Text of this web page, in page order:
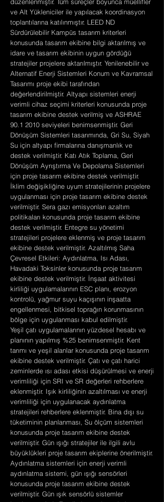
ve Alt Yükleniciler ile yapılacak koordinasyon
toplantılarına katılınmıştır. LEED ND
Sürdürülebilir Kampüs tasarım kriterleri
konusunda tasarım ekibine bilgi aktarılmış ve
idare ve tasarım ekibinin uygun gördüğü
stratejiler projelere aktarılmıştır. Yenilenebilir ve
Alternatif Enerji Sistemleri Konum ve Kavramsal
Tasarımı proje ekibi tarafından
değerlendirilmiştir. Altyapı sistemleri enerji
verimli cihaz seçimi kriterleri konusunda proje
tasarım ekibine destek verilmiş ve ASHRAE
90.1 2010 seviyeleri benimsenmiştir. Geri
Dönüşüm Sistemleri tasarımında, Gri Su, Siyah
Su için altyapı firmalarına danışmanlık ve
destek verilmiştir. Katı Atık Toplama, Geri
Dönüşüm Ayrıştırma Ve Depolama Sistemleri
için proje tasarım ekibine destek verilmiştir.
İklim değişikliğine uyum stratejilerinin projelere
uygulanması için proje tasarım ekibine destek
verilmiştir. Sera gazı emisyonları azaltım
politikaları konusunda proje tasarım ekibine
destek verilmiştir. Entegre su yönetimi
stratejileri projelere eklenmiş ve proje tasarım
ekibine destek verilmiştir. Azaltılmış Saha
Çevresel Etkileri: Aydınlatma, Isı Adası,
Havadaki Toksinler konusunda proje tasarım
ekibine destek verilmiştir. İnşaat aktivitesi
kirliliği uygulamalarının ESC planı, erozyon
kontrolü, yağmur suyu kaçışının inşaatta
engellenmesi, bitkisel toprağın korunmasının
bölge için uygulanması kabul edilmiştir.
Yeşil çatı uygulamalarının yüzdesel hesabı ve
planının yapılmış %25 benimsenmiştir. Kent
tarımı ve yeşil alanlar konusunda proje tasarım
ekibine destek verilmiştir. Çatı ve çatı harici
zeminlerde ısı adası etkisi düşürülmesi ve enerji
verimliliği için SRI ve SR değerleri rehberlere
eklenmiştir. Işık kirliliğinin azaltılması ve enerji
verimliliği için uygulanacak aydınlatma
stratejileri rehberlere eklenmiştir. Bina dışı su
tüketiminin planlanması, Su ölçüm sistemleri
konusunda proje tasarım ekibine destek
verilmiştir. Gün ışığı stratejiler ile ilgili avlu
büyüklükleri proje tasarım ekiplerine önerilmiştir.
Aydınlatma sistemleri için enerji verimli
aydınlatma sistemi, gün ışığı sensörleri
konusunda proje tasarım ekibine destek
verilmiştir. Gün ışık sensörlü sistemler